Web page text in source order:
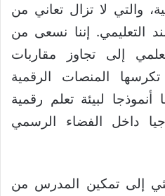
والتي لا تزال تعاني من
التعليمي. إننا نسعى من
إلى تجاوز مقاربات
تكرسها المنصات الرقمية
أنموذجا لبيئة تعلم رقمية
داخل الفضاء الرسمي
إلى تمكين المدرس من